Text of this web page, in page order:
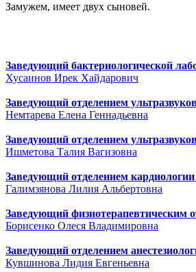
Замужем, имеет двух сыновей.
Заведующий бактериологической
Хусаинов Ирек Хайдарович
Заведующий отделением
Немтарева Елена Геннадьевна
Заведующий отделением
Ишметова Талия Вагизовна
Заведующий отделением
Галимзянова Лилия Альбертовна
Заведующий физиотерапевтическим
Борисенко Олеся Владимировна
Заведующий отделением
Кувшинова Лидия Евгеньевна